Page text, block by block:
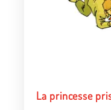
La princesse